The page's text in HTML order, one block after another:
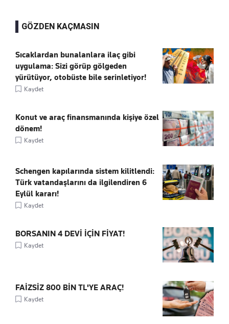
GÖZDEN KAÇMASIN
Sıcaklardan bunalanlara ilaç gibi
uygulama: Sizi görüp gölgeden
yürütüyor, otobüste bile serinletiyor!
Kaydet
Konut ve araç finansmanında kişiye özel
dönem!
Kaydet
Schengen kapılarında sistem kilitlendi:
Türk vatandaşlarını da ilgilendiren 6
Eylül kararı!
Kaydet
BORSANIN 4 DEVİ İÇİN FİYAT!
Kaydet
FAİZSİZ 800 BİN TL'YE ARAÇ!
Kaydet